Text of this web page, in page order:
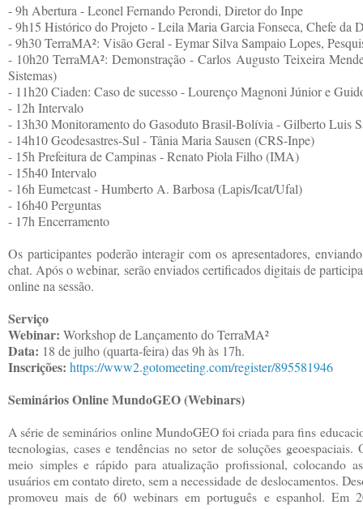
- 9h Abertura - Leonel Fernando Perondi, Diretor do Inpe
- 9h15 Histórico do Projeto - Leila Maria Garcia Fonseca, Chefe da
- 9h30 TerraMA²: Visão Geral - Eymar Silva Sampaio Lopes,
- 10h20 TerraMA²: Demonstração - Carlos Augusto Teixeira
Sistemas)
- 11h20 Ciaden: Caso de sucesso - Lourenço Magnoni Júnior e
- 12h Intervalo
- 13h30 Monitoramento do Gasoduto Brasil-Bolívia - Gilberto Luis
- 14h10 Geodesastres-Sul - Tânia Maria Sausen (CRS-Inpe)
- 15h Prefeitura de Campinas - Renato Piola Filho (IMA)
- 15h40 Intervalo
- 16h Eumetcast - Humberto A. Barbosa (Lapis/Icat/Ufal)
- 16h40 Perguntas
- 17h Encerramento
Os participantes poderão interagir com os apresentadores,
chat. Após o webinar, serão enviados certificados digitais de
online na sessão.
Serviço
Webinar: Workshop de Lançamento do TerraMA²
Data: 18 de julho (quarta-feira) das 9h às 17h.
Inscrições: https://www2.gotomeeting.com/register/895581946
Seminários Online MundoGEO (Webinars)
A série de seminários online MundoGEO foi criada para fins
tecnologias, cases e tendências no setor de soluções geoespaciais.
meio simples e rápido para atualização profissional, colocando
usuários em contato direto, sem a necessidade de deslocamentos.
promoveu mais de 60 webinars em português e espanhol. Em